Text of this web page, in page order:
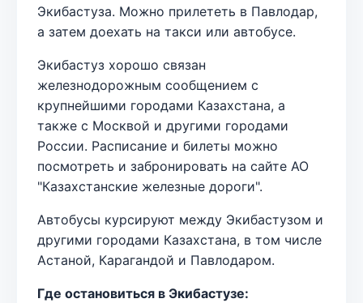
Экибастуза. Можно прилететь в Павлодар,
а затем доехать на такси или автобусе.
Экибастуз хорошо связан
железнодорожным сообщением с
крупнейшими городами Казахстана, а
также с Москвой и другими городами
России. Расписание и билеты можно
посмотреть и забронировать на сайте АО
"Казахстанские железные дороги".
Автобусы курсируют между Экибастузом и
другими городами Казахстана, в том числе
Астаной, Карагандой и Павлодаром.
Где остановиться в Экибастузе: